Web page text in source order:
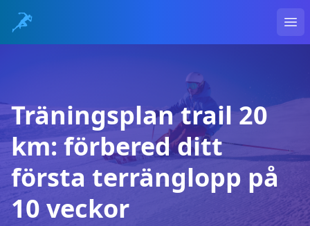
Träningsplan trail 20
km: förbered ditt
första terränglopp på
10 veckor